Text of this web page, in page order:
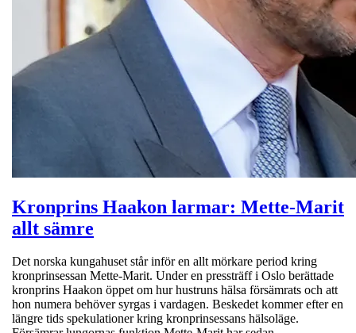
Kronprins Haakon larmar: Mette-Marit
allt sämre
Det norska kungahuset står inför en allt mörkare period kring
kronprinsessan Mette-Marit. Under en pressträff i Oslo berättade
kronprins Haakon öppet om hur hustruns hälsa försämrats och att
hon numera behöver syrgas i vardagen. Beskedet kommer efter en
längre tids spekulationer kring kronprinsessans hälsoläge.